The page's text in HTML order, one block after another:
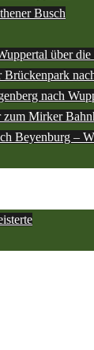
Busch
über
nach
zum Mirker
Beyenburg –